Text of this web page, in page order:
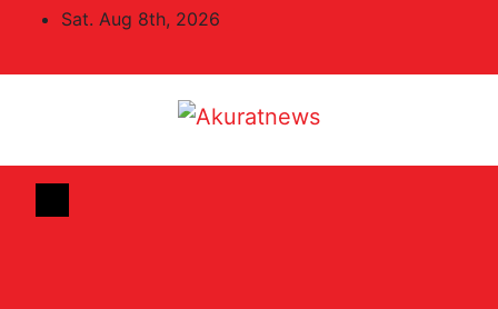
Sat. Aug 8th, 2026